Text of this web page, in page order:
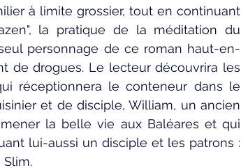
à limite grossier, tout en continuant
la pratique de la méditation du
personnage de ce roman haut-en-
de drogues. Le lecteur découvrira les
réceptionnera le conteneur dans le
et de disciple, William, un ancien
la belle vie aux Baléares et qui
lui-aussi un disciple et les patrons :